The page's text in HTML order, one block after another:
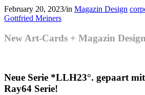
February 20, 2023/in Magazin Design
Gottfried Meiners
New Art-Cards + Magazin Design
Neue Serie *LLH23°. gepaart
Ray64 Serie!